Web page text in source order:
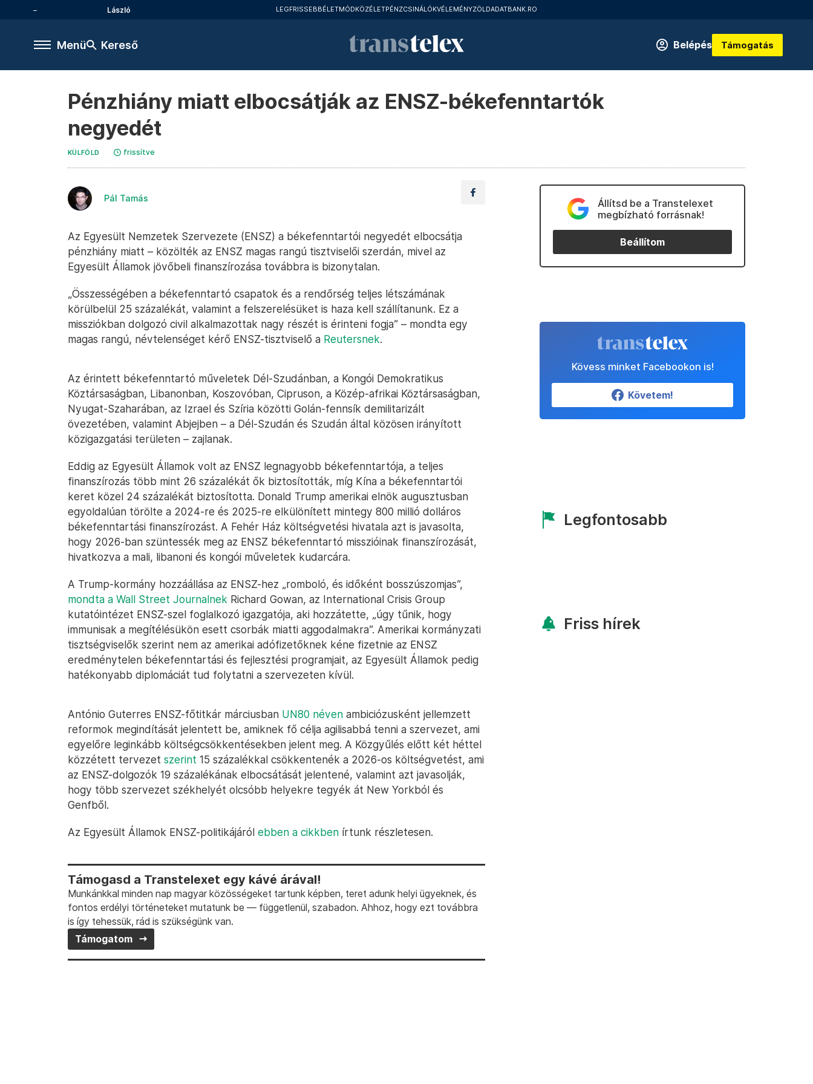
László LEGFRISSEBBÉLETMÓDKÖZÉLETPÉNZCSINÁLÓKVÉLEMÉNYZÖLDADATBANK.RO
Menü Kereső Belépés Támogatás
Pénzhiány miatt elbocsátják az ENSZ-békefenntartók
negyedét
KÜLFÖLD frissítve
Pál Tamás
Az Egyesült Nemzetek Szervezete (ENSZ) a békefenntartói negyedét elbocsátja
pénzhiány miatt – közölték az ENSZ magas rangú tisztviselői szerdán, mivel az
Egyesült Államok jövőbeli finanszírozása továbbra is bizonytalan.
„Összességében a békefenntartó csapatok és a rendőrség teljes létszámának
körülbelül 25 százalékát, valamint a felszerelésüket is haza kell szállítanunk. Ez a
missziókban dolgozó civil alkalmazottak nagy részét is érinteni fogja” – mondta egy
magas rangú, névtelenséget kérő ENSZ-tisztviselő a Reutersnek.
Az érintett békefenntartó műveletek Dél-Szudánban, a Kongói Demokratikus
Köztársaságban, Libanonban, Koszovóban, Cipruson, a Közép-afrikai Köztársaságban,
Nyugat-Szaharában, az Izrael és Szíria közötti Golán-fennsík demilitarizált
övezetében, valamint Abjejben – a Dél-Szudán és Szudán által közösen irányított
közigazgatási területen – zajlanak.
Eddig az Egyesült Államok volt az ENSZ legnagyobb békefenntartója, a teljes
finanszírozás több mint 26 százalékát ők biztosították, míg Kína a békefenntartói
keret közel 24 százalékát biztosította. Donald Trump amerikai elnök augusztusban
egyoldalúan törölte a 2024-re és 2025-re elkülönített mintegy 800 millió dolláros
békefenntartási finanszírozást. A Fehér Ház költségvetési hivatala azt is javasolta,
hogy 2026-ban szüntessék meg az ENSZ békefenntartó misszióinak finanszírozását,
hivatkozva a mali, libanoni és kongói műveletek kudarcára.
A Trump-kormány hozzáállása az ENSZ-hez „romboló, és időként bosszúszomjas”,
mondta a Wall Street Journalnek Richard Gowan, az International Crisis Group
kutatóintézet ENSZ-szel foglalkozó igazgatója, aki hozzátette, „úgy tűnik, hogy
immunisak a megítélésükön esett csorbák miatti aggodalmakra”. Amerikai kormányzati
tisztségviselők szerint nem az amerikai adófizetőknek kéne fizetnie az ENSZ
eredménytelen békefenntartási és fejlesztési programjait, az Egyesült Államok pedig
hatékonyabb diplomáciát tud folytatni a szervezeten kívül.
António Guterres ENSZ-főtitkár márciusban UN80 néven ambiciózusként jellemzett
reformok megindítását jelentett be, amiknek fő célja agilisabbá tenni a szervezet, ami
egyelőre leginkább költségcsökkentésekben jelent meg. A Közgyűlés előtt két héttel
közzétett tervezet szerint 15 százalékkal csökkentenék a 2026-os költségvetést, ami
az ENSZ-dolgozók 19 százalékának elbocsátását jelentené, valamint azt javasolják,
hogy több szervezet székhelyét olcsóbb helyekre tegyék át New Yorkból és
Genfből.
Az Egyesült Államok ENSZ-politikájáról ebben a cikkben írtunk részletesen.
Támogasd a Transtelexet egy kávé árával!
Munkánkkal minden nap magyar közösségeket tartunk képben, teret adunk helyi ügyeknek, és
fontos erdélyi történeteket mutatunk be — függetlenül, szabadon. Ahhoz, hogy ezt továbbra
is így tehessük, rád is szükségünk van.
Támogatom
Állítsd be a Transtelexet
megbízható forrásnak!
Beállítom
Kövess minket Facebookon is!
Követem!
Legfontosabb
Friss hírek